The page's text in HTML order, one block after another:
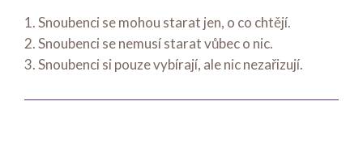
1. Snoubenci se mohou starat jen, o co chtějí.
2. Snoubenci se nemusí starat vůbec o nic.
3. Snoubenci si pouze vybírají, ale nic nezařizují.